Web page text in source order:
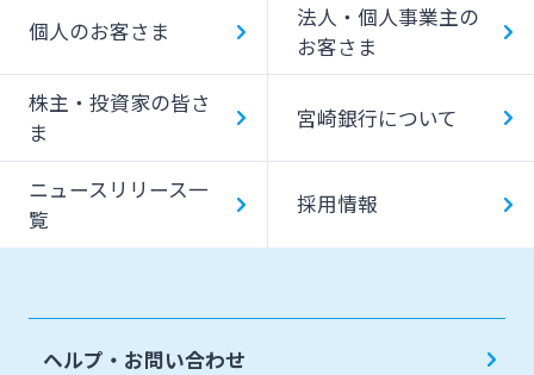
キャッシング提携先
一日あたりのご利用限度額
ATM Operation Guide
個人のお客さま
法人・個人事業主の
お客さま
株主・投資家の皆さ
ま
宮崎銀行について
ニュースリリース一
覧
採用情報
ヘルプ・お問い合わせ